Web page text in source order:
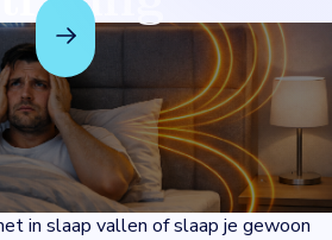
veroorzaakt
Straling
in slaap vallen of slaap je gewoon